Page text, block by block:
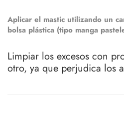
Aplicar el mastic utilizando un
bolsa plástica (tipo manga
Limpiar los excesos con
otro, ya que perjudica los